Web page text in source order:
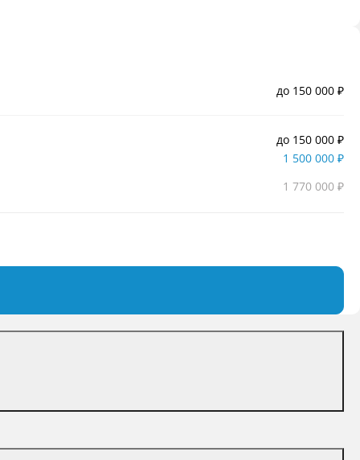
до 150 000 ₽
до 150 000 ₽
1 500 000 ₽
1 770 000 ₽